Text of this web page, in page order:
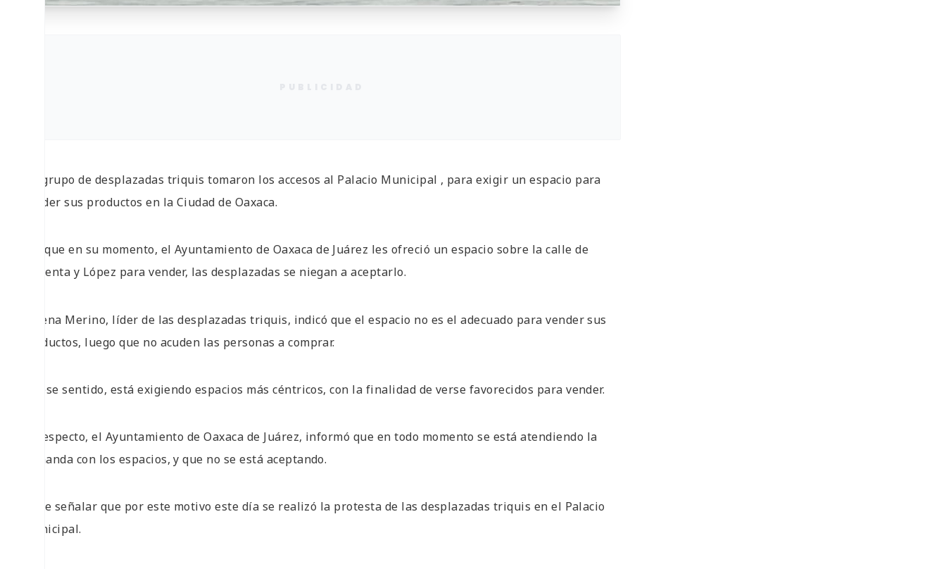
Un grupo de desplazadas triquis tomaron los accesos al Palacio Municipal , para exigir un espacio para
vender sus productos en la Ciudad de Oaxaca.
Aunque en su momento, el Ayuntamiento de Oaxaca de Juárez les ofreció un espacio sobre la calle de
Armenta y López para vender, las desplazadas se niegan a aceptarlo.
Lorena Merino, líder de las desplazadas triquis, indicó que el espacio no es el adecuado para vender sus
productos, luego que no acuden las personas a comprar.
En ese sentido, está exigiendo espacios más céntricos, con la finalidad de verse favorecidos para vender.
Al respecto, el Ayuntamiento de Oaxaca de Juárez, informó que en todo momento se está atendiendo la
demanda con los espacios, y que no se está aceptando.
Es de señalar que por este motivo este día se realizó la protesta de las desplazadas triquis en el Palacio
Municipal.